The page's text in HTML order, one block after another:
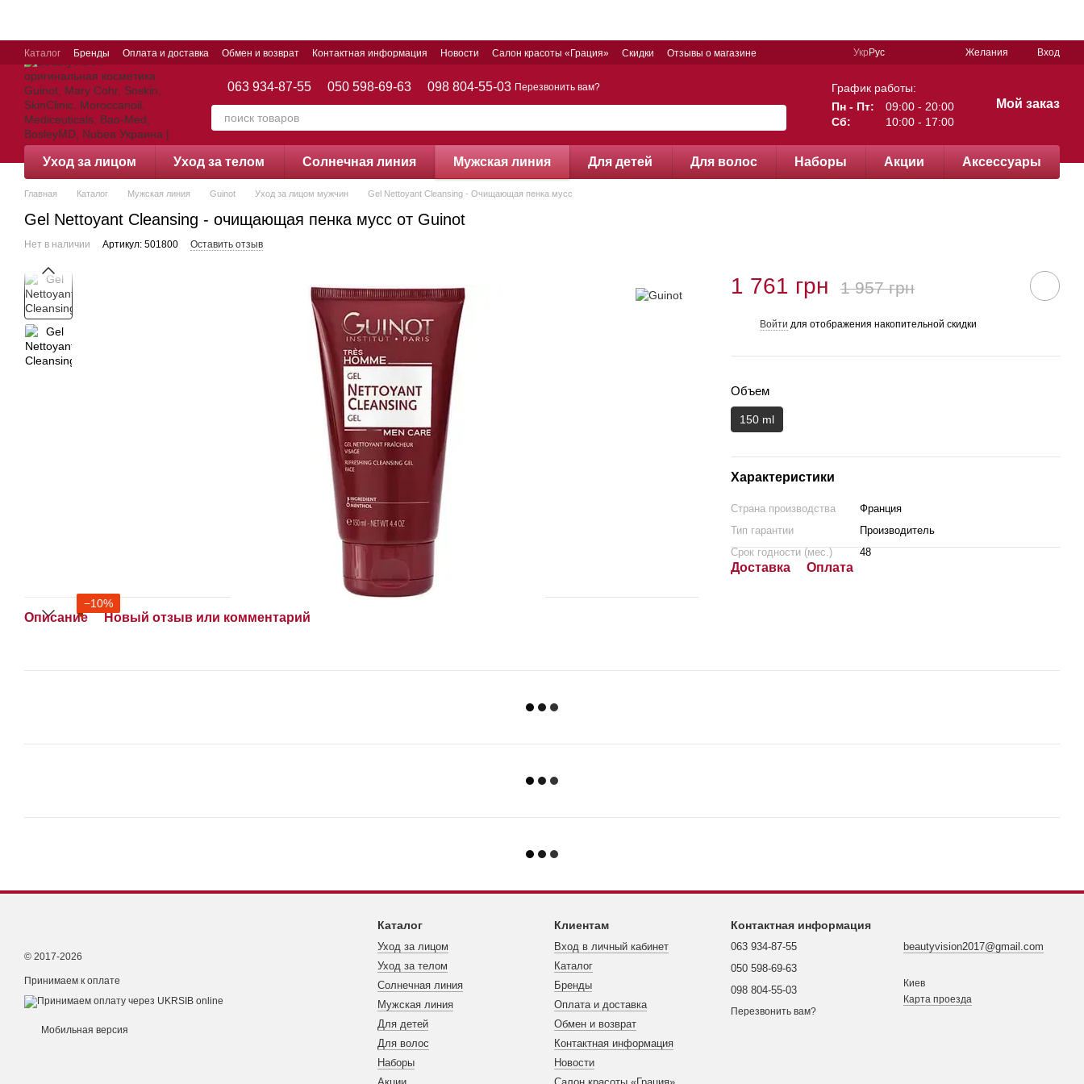
Каталог Бренды Оплата и доставка Обмен и возврат Контактная информация Новости Салон красоты «Грация» Скидки Отзывы о магазине Укр Рус Желания Вход
063 934-87-55 050 598-69-63 098 804-55-03 Перезвонить вам?
График работы:
Пн - Пт:
09:00 - 20:00
Сб:
10:00 - 17:00
Мой заказ
Уход за лицом Уход за телом Cолнечная линия Мужская линия Для детей Для волос Наборы Акции Аксессуары
Главная Каталог Мужская линия Guinot Уход за лицом мужчин Gel Nettoyant Cleansing - Очищающая пенка мусс
Gel Nettoyant Cleansing - очищающая пенка мусс от Guinot
Нет в наличии Артикул: 501800 Оставить отзыв
−10%
Описание Новый отзыв или комментарий
1 761 грн 1 957 грн
Войти для отображения накопительной скидки
Объем
150 ml
Характеристики
Страна производства
Франция
Тип гарантии
Производитель
Срок годности (мес.)
48
Доставка Оплата
© 2017-2026
Принимаем к оплате
Мобильная версия
Каталог
Уход за лицом
Уход за телом
Cолнечная линия
Мужская линия
Для детей
Для волос
Наборы
Клиентам
Вход в личный кабинет
Каталог
Бренды
Оплата и доставка
Обмен и возврат
Контактная информация
Новости
Контактная информация
063 934-87-55
050 598-69-63
098 804-55-03
Перезвонить вам?
beautyvision2017@gmail.com
Киев
Карта проезда